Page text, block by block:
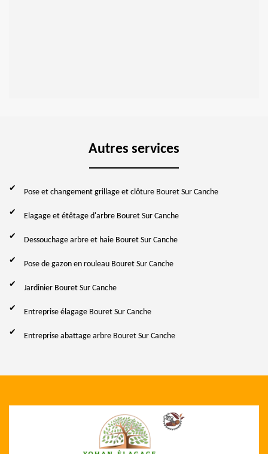
Autres services
Pose et changement grillage et clôture Bouret Sur Canche
Elagage et étêtage d'arbre Bouret Sur Canche
Dessouchage arbre et haie Bouret Sur Canche
Pose de gazon en rouleau Bouret Sur Canche
Jardinier Bouret Sur Canche
Entreprise élagage Bouret Sur Canche
Entreprise abattage arbre Bouret Sur Canche